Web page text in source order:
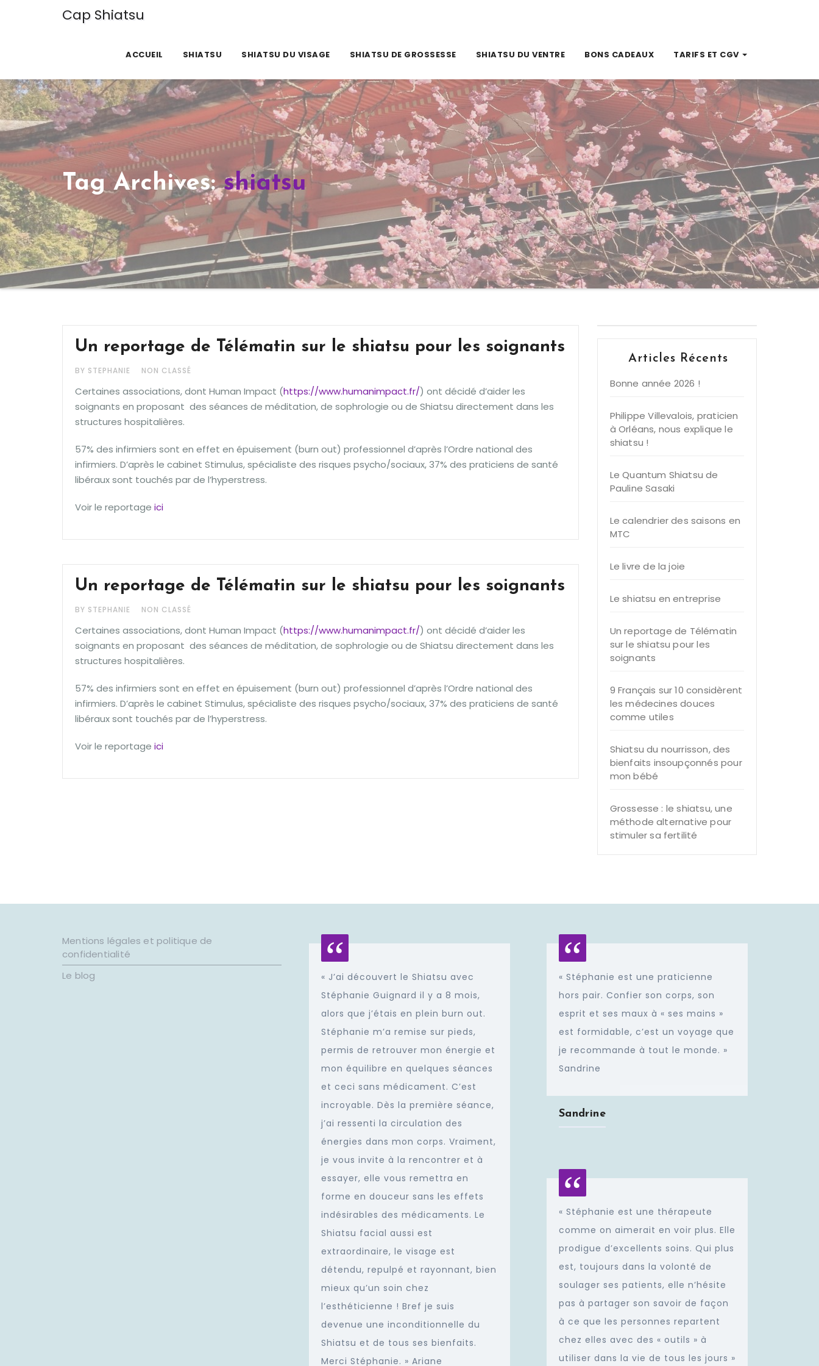
Cap Shiatsu
ACCUEIL SHIATSU SHIATSU DU VISAGE SHIATSU DE GROSSESSE SHIATSU DU VENTRE BONS CADEAUX TARIFS ET CGV
Tag Archives:shiatsu
Un reportage de Télématin sur le shiatsu pour les soignants
BY STEPHANIE NON CLASSÉ
Certaines associations, dont Human Impact (https://www.humanimpact.fr/) ont décidé d’aider les
soignants en proposant des séances de méditation, de sophrologie ou de Shiatsu directement dans les
structures hospitalières.
57% des infirmiers sont en effet en épuisement (burn out) professionnel d’après l’Ordre national des
infirmiers. D’après le cabinet Stimulus, spécialiste des risques psycho/sociaux, 37% des praticiens de santé
libéraux sont touchés par de l’hyperstress.
Voir le reportage ici
Un reportage de Télématin sur le shiatsu pour les soignants
BY STEPHANIE NON CLASSÉ
Certaines associations, dont Human Impact (https://www.humanimpact.fr/) ont décidé d’aider les
soignants en proposant des séances de méditation, de sophrologie ou de Shiatsu directement dans les
structures hospitalières.
57% des infirmiers sont en effet en épuisement (burn out) professionnel d’après l’Ordre national des
infirmiers. D’après le cabinet Stimulus, spécialiste des risques psycho/sociaux, 37% des praticiens de santé
libéraux sont touchés par de l’hyperstress.
Voir le reportage ici
Articles Récents
Bonne année 2026 !
Philippe Villevalois, praticien
à Orléans, nous explique le
shiatsu !
Le Quantum Shiatsu de
Pauline Sasaki
Le calendrier des saisons en
MTC
Le livre de la joie
Le shiatsu en entreprise
Un reportage de Télématin
sur le shiatsu pour les
soignants
9 Français sur 10 considèrent
les médecines douces
comme utiles
Shiatsu du nourrisson, des
bienfaits insoupçonnés pour
mon bébé
Grossesse : le shiatsu, une
méthode alternative pour
stimuler sa fertilité
Mentions légales et politique de
confidentialité
Le blog
« J’ai découvert le Shiatsu avec
Stéphanie Guignard il y a 8 mois,
alors que j’étais en plein burn out.
Stéphanie m’a remise sur pieds,
permis de retrouver mon énergie et
mon équilibre en quelques séances
et ceci sans médicament. C’est
incroyable. Dès la première séance,
j’ai ressenti la circulation des
énergies dans mon corps. Vraiment,
je vous invite à la rencontrer et à
essayer, elle vous remettra en
forme en douceur sans les effets
indésirables des médicaments. Le
Shiatsu facial aussi est
extraordinaire, le visage est
détendu, repulpé et rayonnant, bien
mieux qu’un soin chez
l’esthéticienne ! Bref je suis
devenue une inconditionnelle du
Shiatsu et de tous ses bienfaits.
Merci Stéphanie. » Ariane
« Stéphanie est une praticienne
hors pair. Confier son corps, son
esprit et ses maux à « ses mains »
est formidable, c’est un voyage que
je recommande à tout le monde. »
Sandrine
Sandrine
« Stéphanie est une thérapeute
comme on aimerait en voir plus. Elle
prodigue d’excellents soins. Qui plus
est, toujours dans la volonté de
soulager ses patients, elle n’hésite
pas à partager son savoir de façon
à ce que les personnes repartent
chez elles avec des « outils » à
utiliser dans la vie de tous les jours »